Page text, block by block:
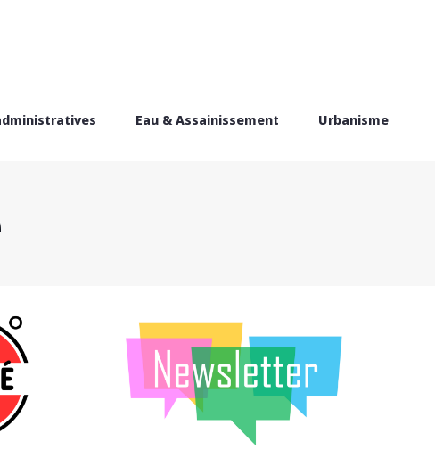
Eau & Assainissement Urbanisme